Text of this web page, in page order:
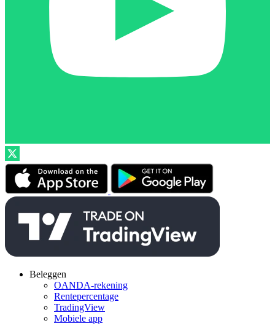
Beleggen
OANDA-rekening
Rentepercentage
TradingView
Mobiele app